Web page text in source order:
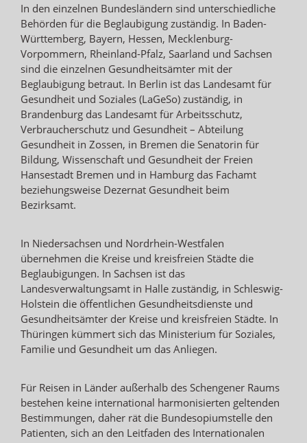
In den einzelnen Bundesländern sind unterschiedliche
Behörden für die Beglaubigung zuständig. In Baden-
Württemberg, Bayern, Hessen, Mecklenburg-
Vorpommern, Rheinland-Pfalz, Saarland und Sachsen
sind die einzelnen Gesundheitsämter mit der
Beglaubigung betraut. In Berlin ist das Landesamt für
Gesundheit und Soziales (LaGeSo) zuständig, in
Brandenburg das Landesamt für Arbeitsschutz,
Verbraucherschutz und Gesundheit – Abteilung
Gesundheit in Zossen, in Bremen die Senatorin für
Bildung, Wissenschaft und Gesundheit der Freien
Hansestadt Bremen und in Hamburg das Fachamt
beziehungsweise Dezernat Gesundheit beim
Bezirksamt.
In Niedersachsen und Nordrhein-Westfalen
übernehmen die Kreise und kreisfreien Städte die
Beglaubigungen. In Sachsen ist das
Landesverwaltungsamt in Halle zuständig, in Schleswig-
Holstein die öffentlichen Gesundheitsdienste und
Gesundheitsämter der Kreise und kreisfreien Städte. In
Thüringen kümmert sich das Ministerium für Soziales,
Familie und Gesundheit um das Anliegen.
Für Reisen in Länder außerhalb des Schengener Raums
bestehen keine international harmonisierten geltenden
Bestimmungen, daher rät die Bundesopiumstelle den
Patienten, sich an den Leitfaden des Internationalen